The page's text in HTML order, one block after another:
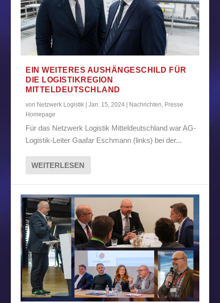
EIN WEITERES AUSHÄNGESCHILD FÜR
DIE LOGISTIKREGION
MITTELDEUTSCHLAND
von Netzwerk Logistik |Jan. 15, 2024 Nachrichten, Presse
Homepage
Für das Netzwerk Logistik Mitteldeutschland war AG-
Logistik-Leiter Gaafar Eschmann (links) bei der...
WEITERLESEN